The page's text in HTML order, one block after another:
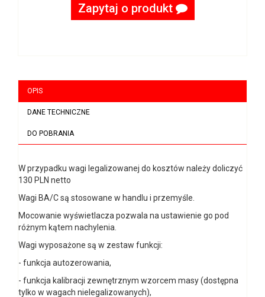
Zapytaj o produkt
OPIS
DANE TECHNICZNE
DO POBRANIA
W przypadku wagi legalizowanej do kosztów należy doliczyć
130 PLN netto
Wagi BA/C są stosowane w handlu i przemyśle.
Mocowanie wyświetlacza pozwala na ustawienie go pod
różnym kątem nachylenia.
Wagi wyposażone są w zestaw funkcji:
- funkcja autozerowania,
- funkcja kalibracji zewnętrznym wzorcem masy (dostępna
tylko w wagach nielegalizowanych),